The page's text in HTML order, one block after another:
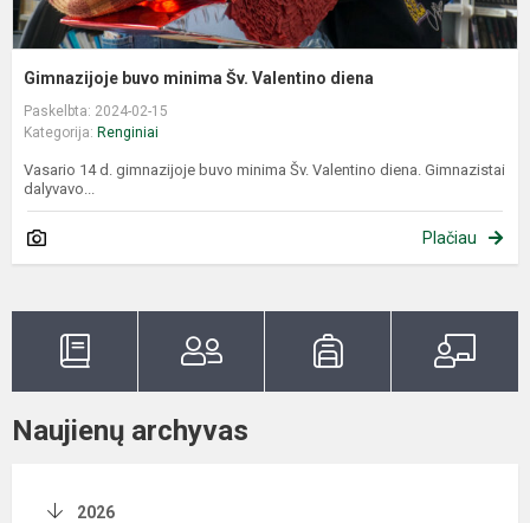
Gimnazijoje buvo minima Šv. Valentino diena
Paskelbta: 2024-02-15
Kategorija: Renginiai
Vasario 14 d. gimnazijoje buvo minima Šv. Valentino diena. Gimnazistai
dalyvavo...
Plačiau
Naujienų archyvas
2026